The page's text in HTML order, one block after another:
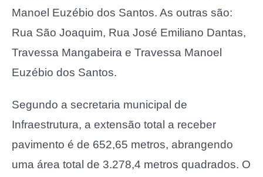
Manoel Euzébio dos Santos. As outras são:
Rua São Joaquim, Rua José Emiliano Dantas,
Travessa Mangabeira e Travessa Manoel
Euzébio dos Santos.
Segundo a secretaria municipal de
Infraestrutura, a extensão total a receber
pavimento é de 652,65 metros, abrangendo
uma área total de 3.278,4 metros quadrados. O